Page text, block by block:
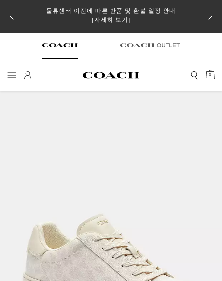
될 수
물류센터 이전에 따른 반품 및 환불 일정 안내
[자세히 보기]
일부
0